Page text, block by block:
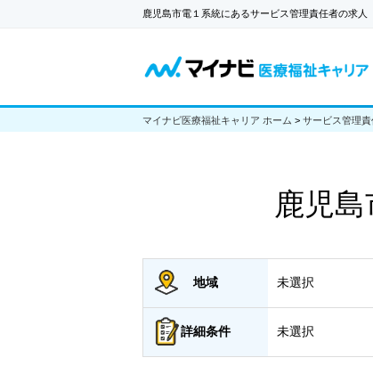
鹿児島市電１系統にあるサービス管理責任者の求人
マイナビ医療福祉キャリア ホーム > サービス管理
鹿児
地域 未選択
詳細条件 未選択